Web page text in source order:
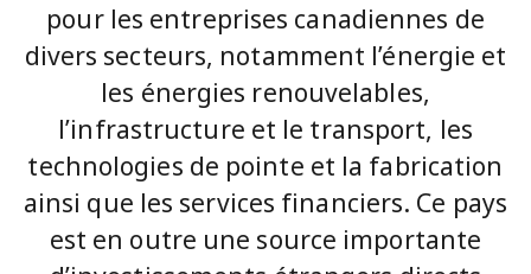
pour les entreprises canadiennes de
divers secteurs, notamment l’énergie et
les énergies renouvelables,
l’infrastructure et le transport, les
technologies de pointe et la fabrication
ainsi que les services financiers. Ce pays
est en outre une source importante